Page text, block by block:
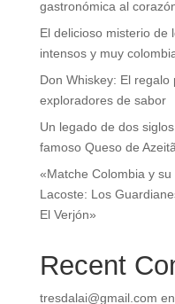
gastronómica al
El delicioso misterio de
intensos y muy
Don Whiskey: El
exploradores de sabor
Un legado de dos
famoso Queso de
«Matche Colombia y
Lacoste: Los
El Verjón»
Recent
tresdalai@gmail.com en